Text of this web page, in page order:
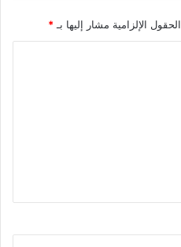
الحقول الإلزامية مشار إليها بـ *